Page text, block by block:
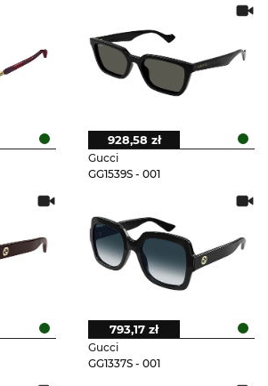
Gucci
GG1539S - 001
928,58 zł
Gucci
GG1337S - 001
793,17 zł